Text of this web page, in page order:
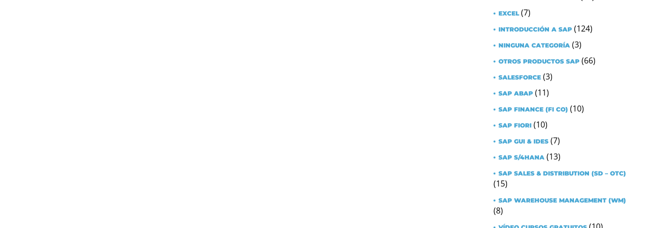
EXCEL(7)
INTRODUCCIÓN A SAP (124)
NINGUNA CATEGORÍA (3)
OTROS PRODUCTOS SAP (66)
SALESFORCE (3)
SAP ABAP (11)
SAP FINANCE (FI CO) (10)
SAP FIORI (10)
SAP GUI & IDES (7)
SAP S/4HANA (13)
SAP SALES & DISTRIBUTION (SD – OTC)
(15)
SAP WAREHOUSE MANAGEMENT (WM)
(8)